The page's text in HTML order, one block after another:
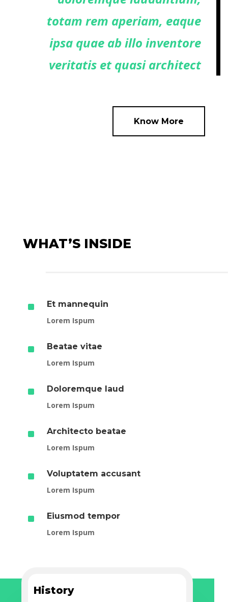
totam rem aperiam, eaque
ipsa quae ab illo inventore
veritatis et quasi architect
Know More
WHAT’S INSIDE
^
Et mannequin
Lorem Ispum
^
Beatae vitae
Lorem Ispum
^
Doloremque laud
Lorem Ispum
^
Architecto beatae
Lorem Ispum
^
Voluptatem accusant
Lorem Ispum
^
Eiusmod tempor
Lorem Ispum
History